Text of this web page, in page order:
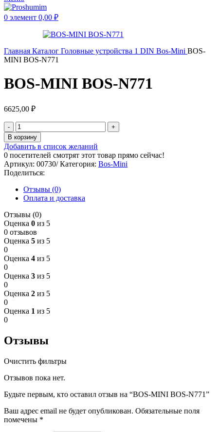
0 элемент 0,00 ₽
Главная Каталог Головные устройства 1 DIN Bos-Mini BOS-
MINI BOS-N771
BOS-MINI BOS-N771
6625,00 ₽
В корзину
Добавить в список желаний
0 посетителей смотрят этот товар прямо сейчас!
Артикул: 00730/Категория: Bos-Mini
Поделиться:
Отзывы (0)
Оплата и доставка
Отзывы (0)
Оценка 0 из 5
0 отзывов
Оценка 5 из 5
0
Оценка 4 из 5
0
Оценка 3 из 5
0
Оценка 2 из 5
0
Оценка 1 из 5
0
Отзывы
Очистить фильтры
Отзывов пока нет.
Будьте первым, кто оставил отзыв на “BOS-MINI BOS-N771”
Ваш адрес email не будет опубликован. Обязательные поля
помечены *